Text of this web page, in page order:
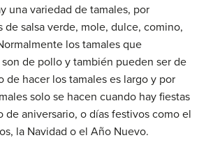
una variedad de tamales, por
de salsa verde, mole, dulce, comino,
los tamales que
de pollo y también pueden ser de
de hacer los tamales es largo y por
solo se hacen cuando hay fiestas
de aniversario, o días festivos como el
la Navidad o el Año Nuevo.